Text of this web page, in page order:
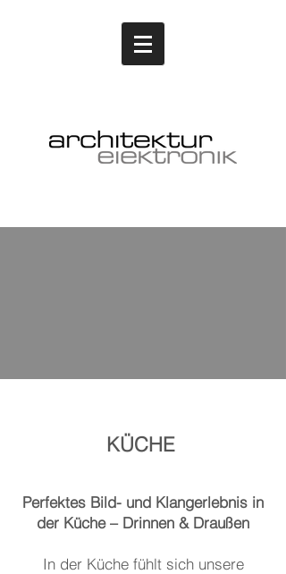
KÜCHE
Perfektes Bild- und Klangerlebnis in
der Küche – Drinnen & Draußen
In der Küche fühlt sich unsere